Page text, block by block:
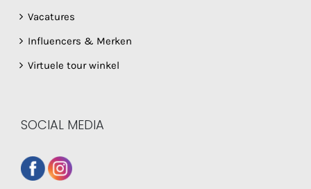
Vacatures
Influencers & Merken
Virtuele tour winkel
SOCIAL MEDIA